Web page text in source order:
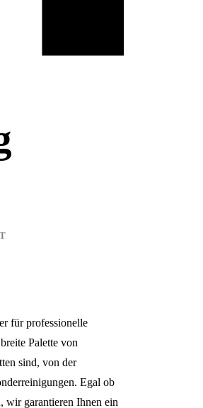
für professionelle
Palette von
sind, von der
Egal ob
wir garantieren Ihnen ein